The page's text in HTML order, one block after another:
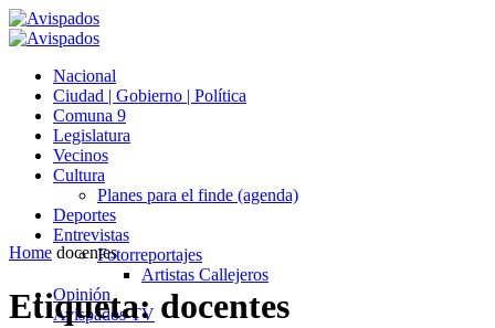
Nacional
Ciudad | Gobierno | Política
Comuna 9
Legislatura
Vecinos
Cultura
Planes para el finde (agenda)
Deportes
Entrevistas
Fotorreportajes
Artistas Callejeros
Opinión
Avispados TV
Home docentes
Etiqueta:docentes